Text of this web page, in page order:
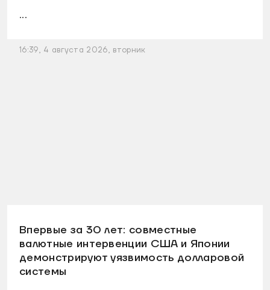
...
16:39, 4 августа 2026, вторник
Впервые за 30 лет: совместные
валютные интервенции США и Японии
демонстрируют уязвимость долларовой
системы